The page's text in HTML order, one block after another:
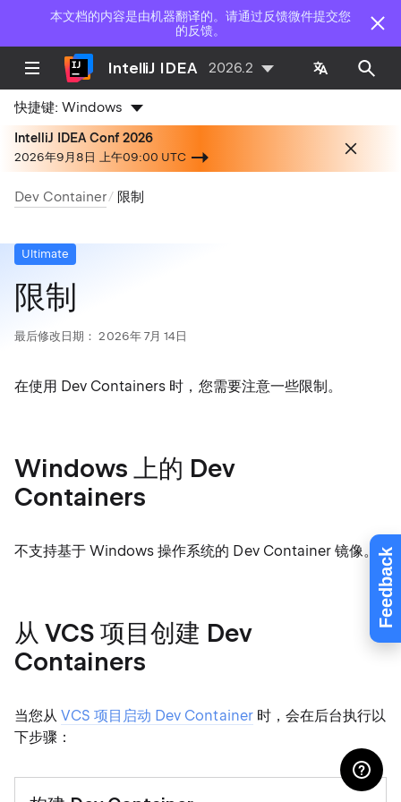
本文档的内容是由机器翻译的。请通过反馈微件提交您
的反馈。
Feedback
IntelliJ IDEA 2026.2
快捷键:Windows
IntelliJ IDEA Conf 2026
2026年9月8日 上午09:00 UTC
Dev Container 限制
Ultimate
限制
最后修改日期： 2026年 7月 14日
在使用 Dev Containers 时，您需要注意一些限制。
Windows 上的 Dev
Containers
不支持基于 Windows 操作系统的 Dev Container 镜像。
从 VCS 项目创建 Dev
Containers
当您从VCS 项目启动 Dev Container时，会在后台执行以
下步骤：